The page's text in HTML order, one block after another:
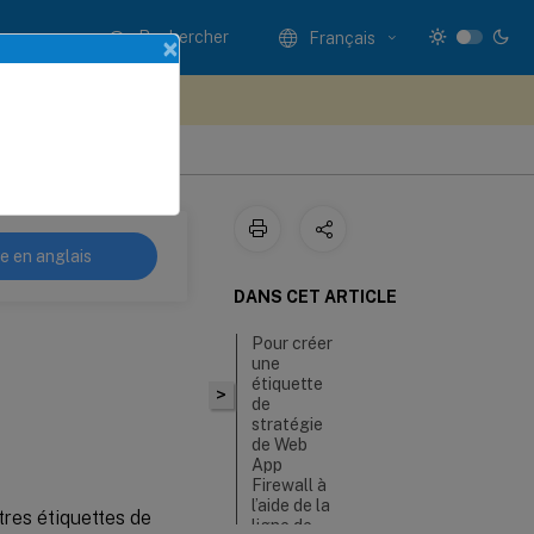
Rechercher Français
en anglais
étiquettes de
>
DANS CET ARTICLE
Pour créer
une
étiquette
de
stratégie
de Web
App
Firewall à
l’aide de la
ligne de
×